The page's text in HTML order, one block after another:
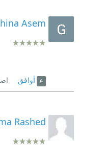
Asem
أوافق
Rashed